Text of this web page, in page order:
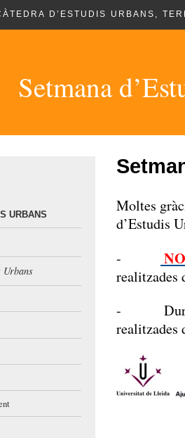
D’ESTUDIS URBANS,
Setmana
Moltes
d’Estudis
-
realitzades
- Durant
realitzades
URBANS
Urbans